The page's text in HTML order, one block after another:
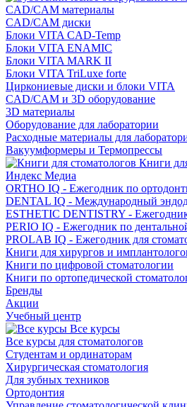
CAD/CAM материалы
CAD/CAM диски
Блоки VITA CAD-Temp
Блоки VITA ENAMIC
Блоки VITA MARK II
Блоки VITA TriLuxe forte
Циркониевые диски и блоки VITA
CAD/CAM и 3D оборудование
3D материалы
Оборудование для лаборатории
Расходные материалы для
Вакуумформеры и Термопрессы
Книги
Индекс Медиа
ORTHO IQ - Ежегодник по
DENTAL IQ - Международный
ESTHETIC DENTISTRY - Ежегодник
PERIO IQ - Ежегодник по
PROLAB IQ - Ежегодник для
Книги для хирургов и
Книги по цифровой стоматологии
Книги по ортопедической
Бренды
Акции
Учебный центр
Все курсы
Все курсы для стоматологов
Студентам и ординаторам
Хирургическая стоматология
Для зубных техников
Ортодонтия